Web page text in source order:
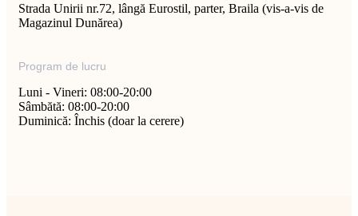
Strada Unirii nr.72, lângă Eurostil, parter, Braila (vis-a-vis de
Magazinul Dunărea)
Program de lucru
Luni - Vineri: 08:00-20:00
Sâmbătă: 08:00-20:00
Duminică: Închis (doar la cerere)